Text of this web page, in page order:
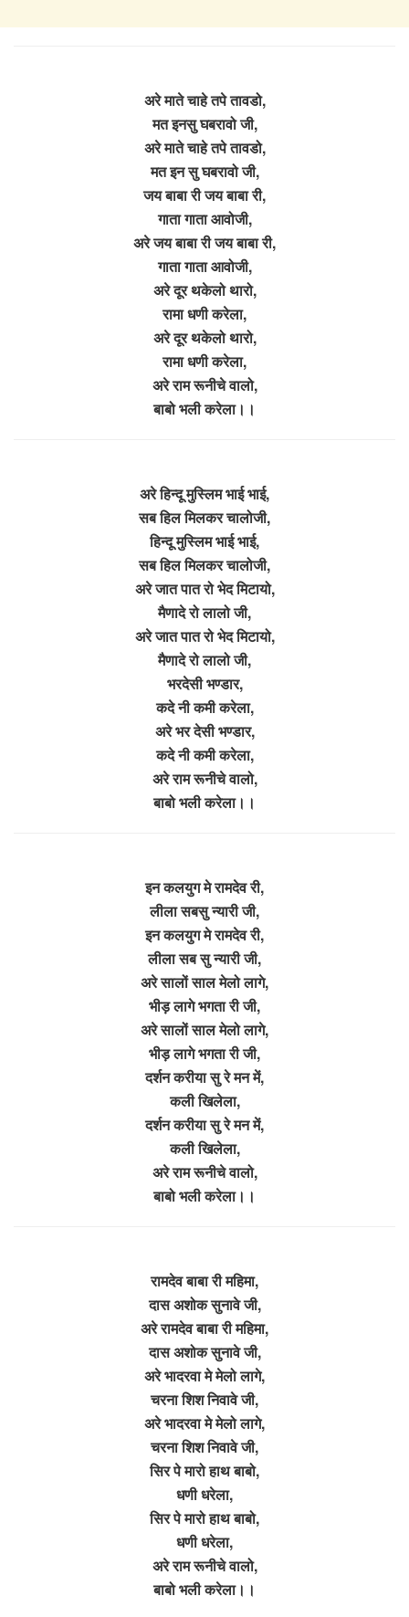
अरे माते चाहे तपे तावडो,
मत इनसु घबरावो जी,
अरे माते चाहे तपे तावडो,
मत इन सु घबरावो जी,
जय बाबा री जय बाबा री,
गाता गाता आवोजी,
अरे जय बाबा री जय बाबा री,
गाता गाता आवोजी,
अरे दूर थकेलो थारो,
रामा धणी करेला,
अरे दूर थकेलो थारो,
रामा धणी करेला,
अरे राम रूनीचे वालो,
बाबो भली करेला।।
अरे हिन्दू मुस्लिम भाई भाई,
सब हिल मिलकर चालोजी,
हिन्दू मुस्लिम भाई भाई,
सब हिल मिलकर चालोजी,
अरे जात पात रो भेद मिटायो,
मैणादे रो लालो जी,
अरे जात पात रो भेद मिटायो,
मैणादे रो लालो जी,
भरदेसी भण्डार,
कदे नी कमी करेला,
अरे भर देसी भण्डार,
कदे नी कमी करेला,
अरे राम रूनीचे वालो,
बाबो भली करेला।।
इन कलयुग मे रामदेव री,
लीला सबसु न्यारी जी,
इन कलयुग मे रामदेव री,
लीला सब सु न्यारी जी,
अरे सालों साल मेलो लागे,
भीड़ लागे भगता री जी,
अरे सालों साल मेलो लागे,
भीड़ लागे भगता री जी,
दर्शन करीया सु रे मन में,
कली खिलेला,
दर्शन करीया सु रे मन में,
कली खिलेला,
अरे राम रूनीचे वालो,
बाबो भली करेला।।
रामदेव बाबा री महिमा,
दास अशोक सुनावे जी,
अरे रामदेव बाबा री महिमा,
दास अशोक सुनावे जी,
अरे भादरवा मे मेलो लागे,
चरना शिश निवावे जी,
अरे भादरवा मे मेलो लागे,
चरना शिश निवावे जी,
सिर पे मारो हाथ बाबो,
धणी धरेला,
सिर पे मारो हाथ बाबो,
धणी धरेला,
अरे राम रूनीचे वालो,
बाबो भली करेला।।